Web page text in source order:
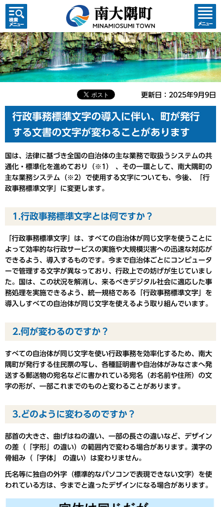
検索・
共通メ
ニュー
コンテ
ンツメ
ニュー
更新日：2025年9月9日
行政事務標準文字の導入に伴い、町が発行
する文書の文字が変わることがあります
国は、法律に基づき全国の自治体の主な業務で取扱うシステムの共
通化・標準化を進めており（※1） 、その一環として、南大隅町の
主な業務システム（※2）で使用する文字についても、今後、「行
政事務標準文字」に変更します。
1.行政事務標準文字とは何ですか？
「行政事務標準文字」は、すべての自治体が同じ文字を使うことに
よって効率的な行政サービスの実施や大規模災害への迅速な対応が
できるよう、導入するものです。今まで自治体ごとにコンピュータ
ーで管理する文字が異なっており、行政上での妨げが生じていまし
た。国は、この状況を解消し、来るべきデジタル社会に適応した事
務処理を実施できるよう、統一規格である「行政事務標準文字」を
導入しすべての自治体が同じ文字を使えるよう取り組んでいます。
2.何が変わるのですか？
すべての自治体が同じ文字を使い行政事務を効率化するため、南大
隅町が発行する住民票の写し、各種証明書や自治体がみなさまへ発
送する郵送物の宛名などに書かれている宛名（お名前や住所）の文
字の形が、一部これまでのものと変わることがあります。
3.どのように変わるのですか？
部首の大きさ、曲げはねの違い、一部の長さの違いなど、デザイン
の差（「字形」の違い）の範囲内で変わる場合があります。漢字の
骨組み（「字体」 の違い）は変わりません。
氏名等に独自の外字（標準的なパソコンで表現できない文字）を使
われている方は、今までと違ったデザインになる場合があります。